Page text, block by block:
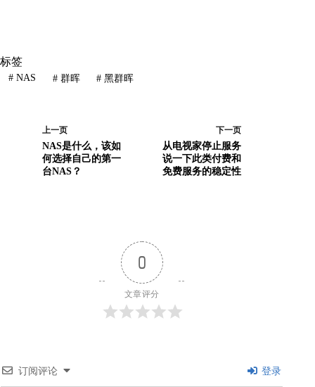
标签
#NAS #群晖 # 黑群晖
上一页
NAS是什么，该如
何选择自己的第一
台NAS？
下一页
从电视家停止服务
说一下此类付费和
免费服务的稳定性
0
文章评分
订阅评论 登录